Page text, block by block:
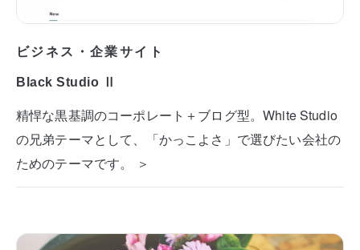
ビジネス・企業サイト
Black Studio Ⅱ
精悍な黒基調のコーポレート＋ブログ型。White Studio
の兄弟テーマとして、「かっこよさ」で選びたい会社の
ためのテーマです。 ＞